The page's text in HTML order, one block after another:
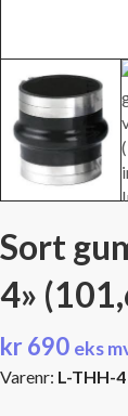
Sort
4»
kr690 eks
Varenr: L-THH-4